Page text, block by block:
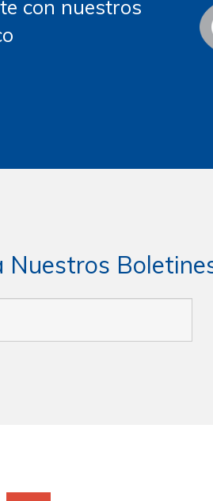
con nuestros
Nuestros